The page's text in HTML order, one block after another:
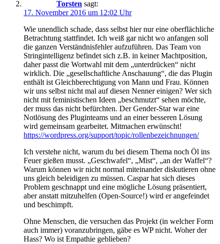
Torsten sagt:
17. November 2016 um 12:02 Uhr
Wie unendlich schade, dass selbst hier nur eine oberflächliche
Betrachtung stattfindet. Ich weiß gar nicht wo anfangen soll
die ganzen Verständnisfehler aufzuführen. Das Team von
Stringintelligenz befindet sich z.B. in keiner Machtposition,
daher passt die Wortwahl mit dem „unterdrücken“ nicht
wirklich. Die „gesellschaftliche Anschauung“, die das Plugin
enthält ist Gleichberechtigung von Mann und Frau. Können
wir uns selbst nicht mal auf diesen Nenner einigen? Wer sich
nicht mit feministischen Ideen „beschmutzt“ sehen möchte,
der muss das nicht befürchten. Der Gender-Star war eine
Notlösung des Pluginteams und an einer besseren Lösung
wird gemeinsam gearbeitet. Mitmachen erwünscht!
https://wordpress.org/support/topic/rollenbezeichnungen/
Ich verstehe nicht, warum du bei diesem Thema noch Öl ins
Feuer gießen musst. „Geschwafel“, „Mist“, „an der Waffel“?
Warum können wir nicht normal miteinander diskutieren ohne
uns gleich beleidigen zu müssen. Caspar hat sich dieses
Problem geschnappt und eine mögliche Lösung präsentiert,
aber anstatt mitzuhelfen (Open-Source!) wird er angefeindet
und beschimpft.
Ohne Menschen, die versuchen das Projekt (in welcher Form
auch immer) voranzubringen, gäbe es WP nicht. Woher der
Hass? Wo ist Empathie geblieben?